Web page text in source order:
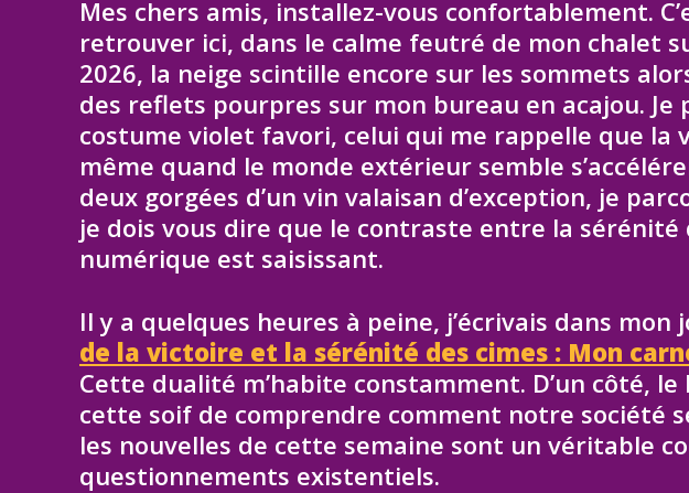
Mes chers amis, installez-vous confortablement.
retrouver ici, dans le calme feutré de mon chalet
2026, la neige scintille encore sur les sommets
des reflets pourpres sur mon bureau en acajou. Je
costume violet favori, celui qui me rappelle que la
même quand le monde extérieur semble
deux gorgées d’un vin valaisan d’exception, je
je dois vous dire que le contraste entre la sérénité
numérique est saisissant.
Il y a quelques heures à peine, j’écrivais dans
de la victoire et la sérénité des cimes : Mon
Cette dualité m’habite constamment. D’un côté, le
cette soif de comprendre comment notre société
les nouvelles de cette semaine sont un véritable
questionnements existentiels.